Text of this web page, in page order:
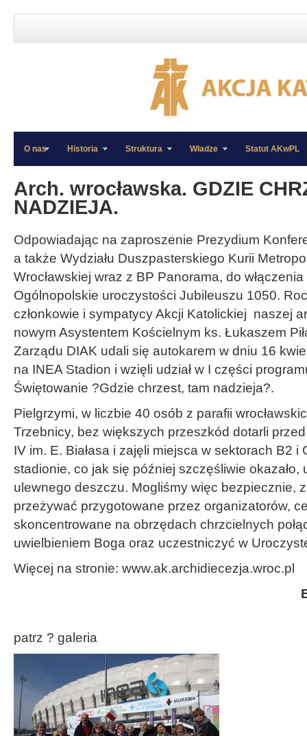
»
»
O nas Historia Struktura Władze Statut AKwPL
Arch. wrocławska. GDZIE
NADZIEJA.
Odpowiadając na zaproszenie Prezydium
a także Wydziału Duszpasterskiego Kurii
Wrocławskiej wraz z BP Panorama, do
Ogólnopolskie uroczystości Jubileuszu 1050.
członkowie i sympatycy Akcji Katolickiej naszej
nowym Asystentem Kościelnym ks. Łukaszem
Zarządu DIAK udali się autokarem w dniu 16
na INEA Stadion i wzięli udział w I części
Świętowanie ?Gdzie chrzest, tam nadzieja?.
Pielgrzymi, w liczbie 40 osób z parafii
Trzebnicy, bez większych przeszkód dotarli
IV im. E. Białasa i zajęli miejsca w sektorach B2 i
stadionie, co jak się później szczęśliwie okazało,
ulewnego deszczu. Mogliśmy więc bezpiecznie,
przeżywać przygotowane przez organizatorów,
skoncentrowane na obrzędach chrzcielnych
uwielbieniem Boga oraz uczestniczyć w
Więcej na stronie: www.ak.archidiecezja.wroc.pl
patrz ? galeria